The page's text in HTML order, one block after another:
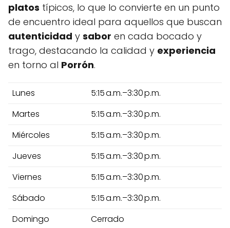
platos típicos, lo que lo convierte en un punto
de encuentro ideal para aquellos que buscan
autenticidad y sabor en cada bocado y
trago, destacando la calidad y experiencia
en torno al Porrón.
Lunes
5:15 a.m.–3:30 p.m.
Martes
5:15 a.m.–3:30 p.m.
Miércoles
5:15 a.m.–3:30 p.m.
Jueves
5:15 a.m.–3:30 p.m.
Viernes
5:15 a.m.–3:30 p.m.
Sábado
5:15 a.m.–3:30 p.m.
Domingo
Cerrado